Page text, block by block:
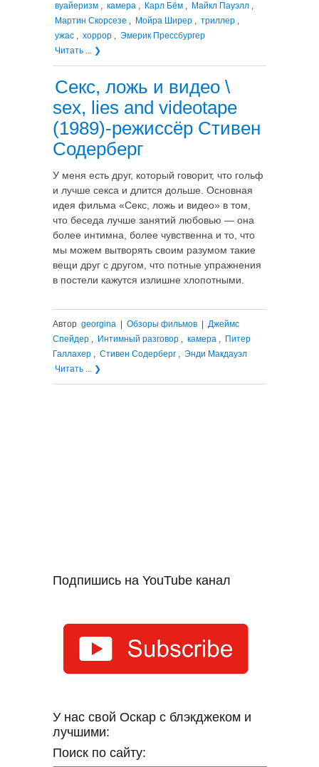
вуайеризм , камера , Карл Бём , Майкл Пауэлл ,
Мартин Скорсезе , Мойра Ширер , триллер ,
ужас , хоррор , Эмерик Прессбургер
Читать ... ❯
Секс, ложь и видео \
sex, lies and videotape
(1989)-режиссёр Стивен
Содерберг
У меня есть друг, который говорит, что гольф
и лучше секса и длится дольше. Основная
идея фильма «Секс, ложь и видео» в том,
что беседа лучше занятий любовью — она
более интимна, более чувственна и то, что
мы можем вытворять своим разумом такие
вещи друг с другом, что потные упражнения
в постели кажутся излишне хлопотными.
Автор georgina Обзоры фильмов
Джеймс
Спейдер , Интимный разговор , камера , Питер
Галлахер , Стивен Содерберг , Энди Макдауэл
Читать ... ❯
Подпишись на YouTube канал
У нас свой Оскар с блэкджеком и
лучшими:
Поиск по сайту: